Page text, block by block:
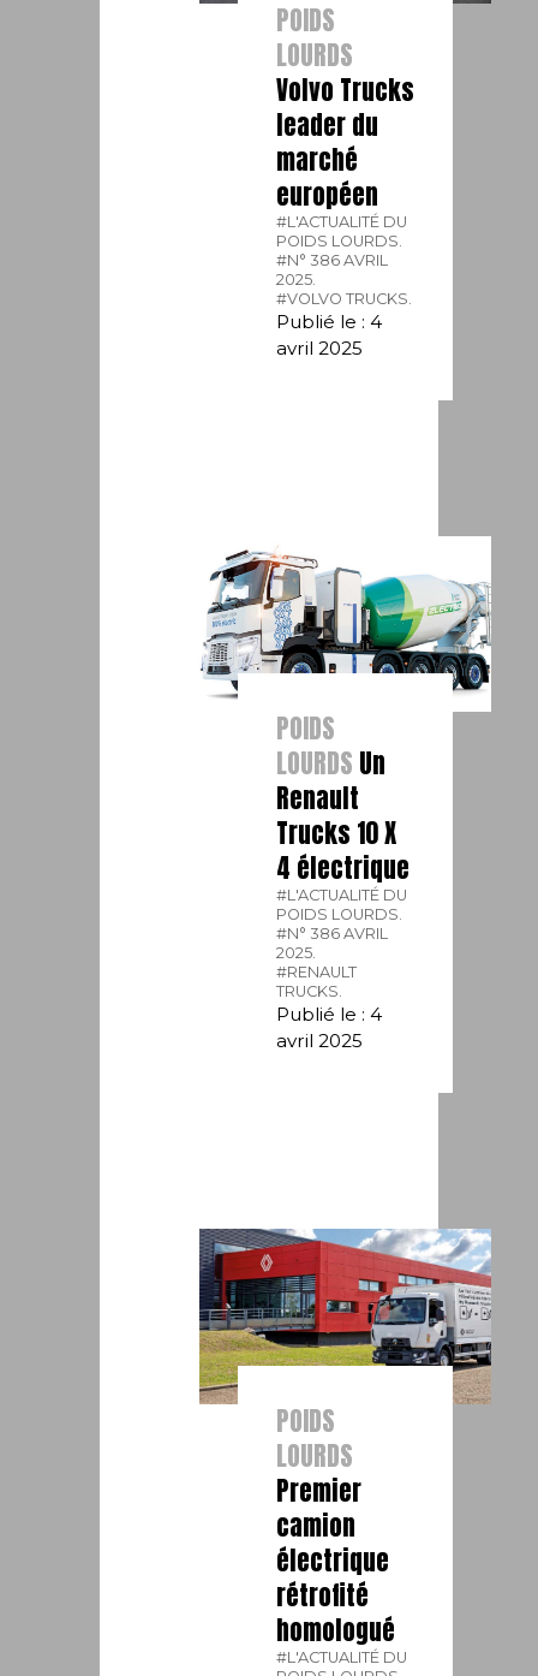
POIDS
LOURDS
Volvo Trucks
leader du
marché
européen
#L'ACTUALITÉ DU
POIDS LOURDS.
#N° 386 AVRIL
2025.
#VOLVO TRUCKS.
Publié le : 4
avril 2025
POIDS
LOURDS Un
Renault
Trucks 10 X
4 électrique
#L'ACTUALITÉ DU
POIDS LOURDS.
#N° 386 AVRIL
2025.
#RENAULT
TRUCKS.
Publié le : 4
avril 2025
POIDS
LOURDS
Premier
camion
électrique
rétrofité
homologué
#L'ACTUALITÉ DU